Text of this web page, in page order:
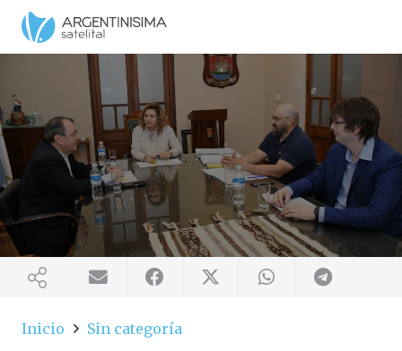
Inicio Sin categoría